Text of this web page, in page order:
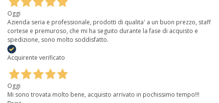
Oggi
Azienda seria e professionale, prodotti di qualita' a un buon prezzo, staff
cortese e premuroso, che mi ha seguito durante la fase di acquisto e
spedizione, sono molto soddisfatto.
Acquirente verificato
Oggi
Mi sono trovata molto bene, acquisto arrivato in pochissimo tempo!!!